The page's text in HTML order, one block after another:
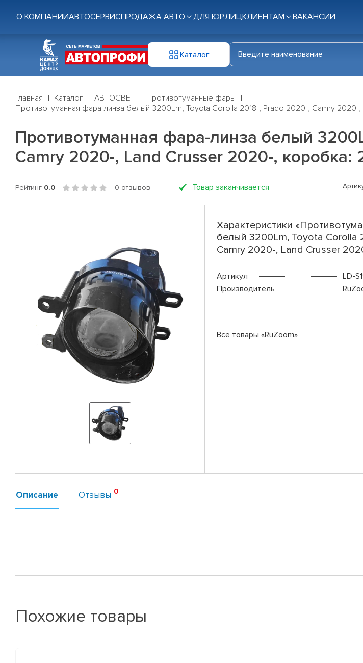
О КОМПАНИИАВТОСЕРВИСПРОДАЖА АВТО ДЛЯ ЮР.ЛИЦКЛИЕНТАМ ВАКАНСИИ
Каталог
Главная Каталог АВТОСВЕТ
Противотуманные фары
Противотуманная фара-линза белый 3200Lm, Toyota Corolla 2018-, Prado 2020-, Camry
Противотуманная фара-линза белый
Camry 2020-, Land Crusser 2020-, коробка:
Рейтинг 0.0 0 отзывов Товар заканчивается
Характеристики
белый 3200Lm, Toyota Corolla
Camry 2020-, Land Crusser
Артикул
LD-
Производитель
Все товары «RuZoom»
Описание Отзывы
Похожие товары